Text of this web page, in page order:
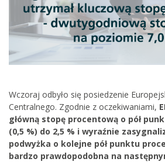
Wczoraj odbyło się posiedzenie
Centralnego. Zgodnie z oczekiwaniami,
główną stopę procentową o pół
(0,5 %) do 2,5 % i wyraźnie
podwyżka o kolejne pół punktu
bardzo prawdopodobna na